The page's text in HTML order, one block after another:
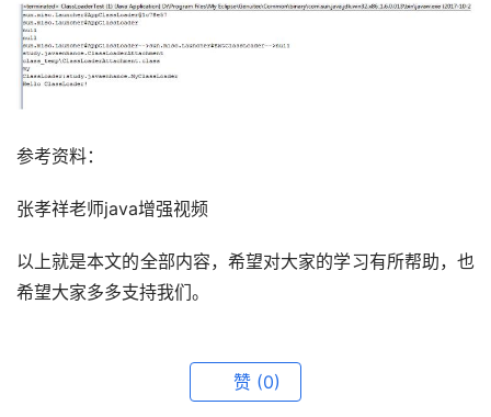
参考资料：
张孝祥老师java增强视频
以上就是本文的全部内容，希望对大家的学习有所帮助，也
希望大家多多支持我们。
赞 (0)